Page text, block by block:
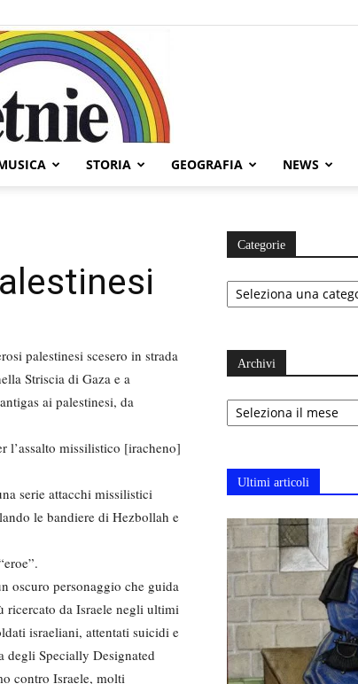
STORIA GEOGRAFIA NEWS
palestinesi scesero in strada
Striscia di Gaza e a
ai palestinesi, da
l’assalto missilistico [iracheno]
serie attacchi missilistici
le bandiere di Hezbollah e
oscuro personaggio che guida
ricercato da Israele negli ultimi
israeliani, attentati suicidi e
Specially Designated
contro Israele, molti
Categorie
Categorie
Archivi
Archivi
Ultimi articoli